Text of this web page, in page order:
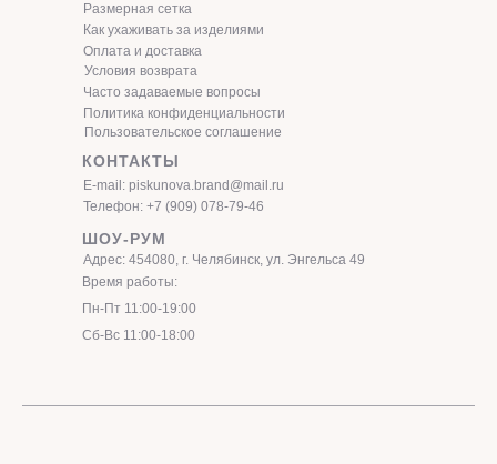
КОНТАКТЫ
ШОУ-РУМ
Адрес: 454080, г. Челябинск, ул. Энгельса 49
Время работы:
Пн-Пт 11:00-19:00
Сб-Вс 11:00-18:00
E-mail: piskunova.brand@mail.ru
Телефон: +7 (909) 078-79-46
Размерная сетка
Как ухаживать за изделиями
Оплата и доставка
Условия возврата
Часто задаваемые вопросы
Политика конфиденциальности
Пользовательское соглашение